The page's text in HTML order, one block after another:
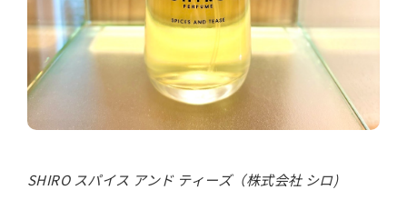
SHIRO スパイス アンド ティーズ（株式会社 シロ)